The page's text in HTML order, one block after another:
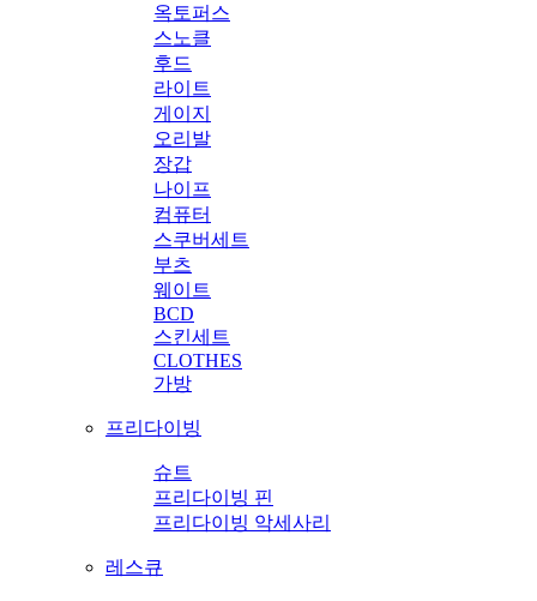
옥토퍼스
스노클
후드
라이트
게이지
오리발
장갑
나이프
컴퓨터
스쿠버세트
부츠
웨이트
BCD
스킨세트
CLOTHES
가방
프리다이빙
슈트
프리다이빙 핀
프리다이빙 악세사리
레스큐